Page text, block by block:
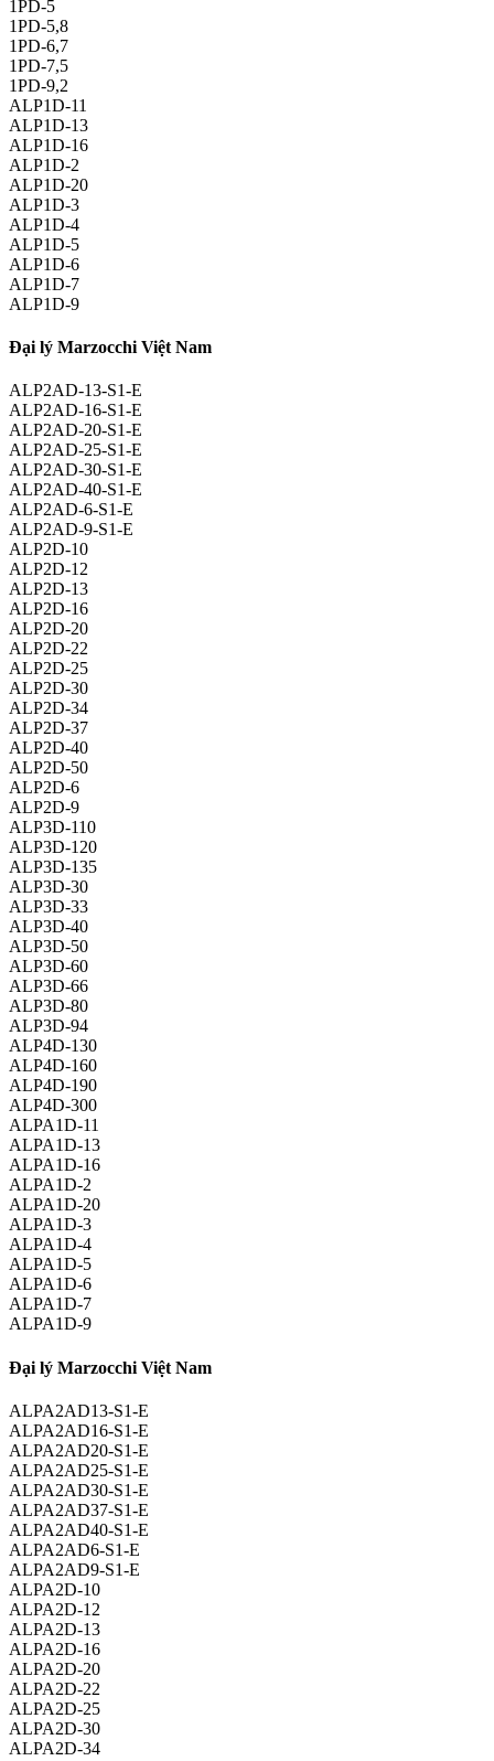
1PD-5
1PD-5,8
1PD-6,7
1PD-7,5
1PD-9,2
ALP1D-11
ALP1D-13
ALP1D-16
ALP1D-2
ALP1D-20
ALP1D-3
ALP1D-4
ALP1D-5
ALP1D-6
ALP1D-7
ALP1D-9
Đại lý Marzocchi Việt Nam
ALP2AD-13-S1-E
ALP2AD-16-S1-E
ALP2AD-20-S1-E
ALP2AD-25-S1-E
ALP2AD-30-S1-E
ALP2AD-40-S1-E
ALP2AD-6-S1-E
ALP2AD-9-S1-E
ALP2D-10
ALP2D-12
ALP2D-13
ALP2D-16
ALP2D-20
ALP2D-22
ALP2D-25
ALP2D-30
ALP2D-34
ALP2D-37
ALP2D-40
ALP2D-50
ALP2D-6
ALP2D-9
ALP3D-110
ALP3D-120
ALP3D-135
ALP3D-30
ALP3D-33
ALP3D-40
ALP3D-50
ALP3D-60
ALP3D-66
ALP3D-80
ALP3D-94
ALP4D-130
ALP4D-160
ALP4D-190
ALP4D-300
ALPA1D-11
ALPA1D-13
ALPA1D-16
ALPA1D-2
ALPA1D-20
ALPA1D-3
ALPA1D-4
ALPA1D-5
ALPA1D-6
ALPA1D-7
ALPA1D-9
Đại lý Marzocchi Việt Nam
ALPA2AD13-S1-E
ALPA2AD16-S1-E
ALPA2AD20-S1-E
ALPA2AD25-S1-E
ALPA2AD30-S1-E
ALPA2AD37-S1-E
ALPA2AD40-S1-E
ALPA2AD6-S1-E
ALPA2AD9-S1-E
ALPA2D-10
ALPA2D-12
ALPA2D-13
ALPA2D-16
ALPA2D-20
ALPA2D-22
ALPA2D-25
ALPA2D-30
ALPA2D-34